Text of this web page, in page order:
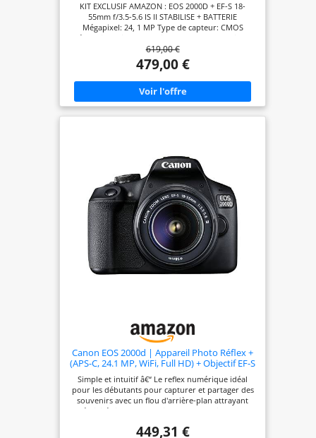
II stabilisé - Amazon Exclusive Noir
KIT EXCLUSIF AMAZON : EOS 2000D + EF-S 18-
55mm f/3.5-5.6 IS II STABILISE + BATTERIE
Mégapixel: 24, 1 MP Type de capteur: CMOS
Résolution d'image maximale: 6000 x 4000 pixels.
La sensibilité ISO (max): 12800. Longueur focale: 18
- 55 mm. Vitesse maximale d'obturation de la
caméra: 1/4000 s. Wifi. Type HD: Full HD Résolution
vidéo maximale: 1920 x 1080 pixels. Taille de
l'écran: 7, 62 cm (3"). Viseur d'appareil photo:
Optique. PictBridge. Poids: 475 g. Couleur du
produit: Noir
619,00 €
479,00 €
Canon EOS 2000d | Appareil Photo Réflex +
(APS-C, 24.1 MP, WiFi, Full HD) + Objectif EF-S
18-55mm f/3,5-5,6 DC III, Noir
Simple et intuitif â€“ Le reflex numérique idéal
pour les débutants pour capturer et partager des
souvenirs avec un flou d'arrière-plan attrayant
Créativité simple : enregistrement en direct avec
créatif automatique offre - et pour une finition
449,31 €